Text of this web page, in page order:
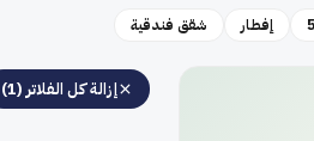
إفطار شقق فندقية
إزالة كل الفلاتر (1)